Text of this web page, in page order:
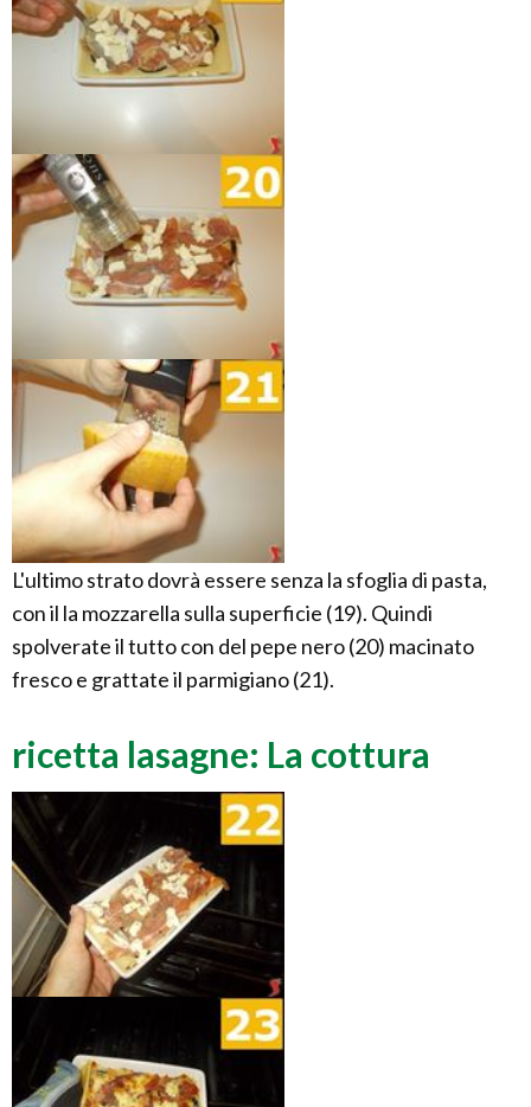
L'ultimo strato dovrà essere senza la sfoglia di pasta,
con il la mozzarella sulla superficie (19). Quindi
spolverate il tutto con del pepe nero (20) macinato
fresco e grattate il parmigiano (21).
ricetta lasagne: La cottura